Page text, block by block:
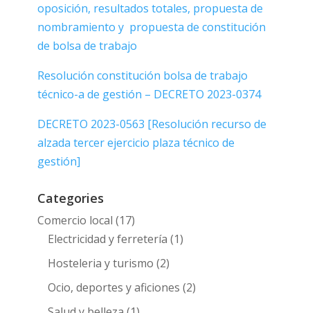
oposición, resultados totales, propuesta de
nombramiento y propuesta de constitución
de bolsa de trabajo
Resolución constitución bolsa de trabajo
técnico-a de gestión – DECRETO 2023-0374
DECRETO 2023-0563 [Resolución recurso de
alzada tercer ejercicio plaza técnico de
gestión]
Categories
Comercio local (17)
Electricidad y ferretería (1)
Hosteleria y turismo (2)
Ocio, deportes y aficiones (2)